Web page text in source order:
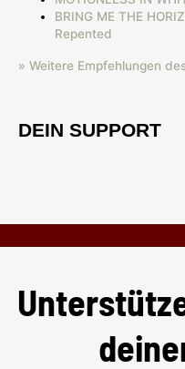
BRING ME THE
Repented
» Weitere Empfehlungen
DEIN SUPPORT